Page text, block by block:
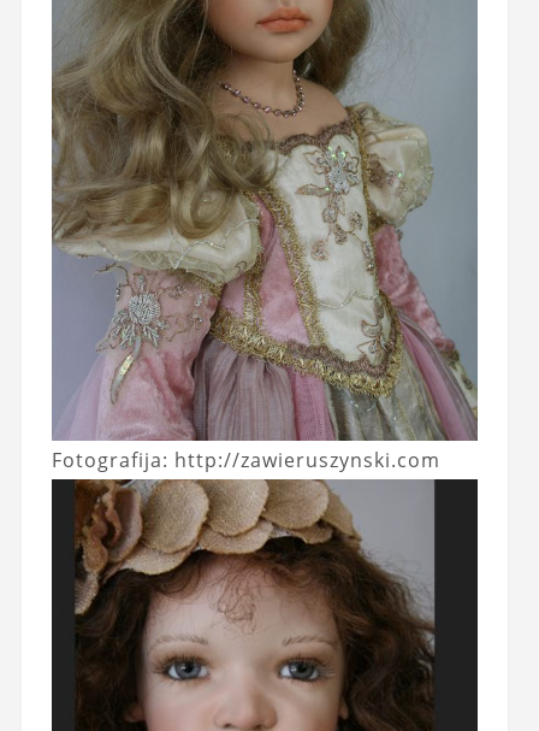
Fotografija: http://zawieruszynski.com